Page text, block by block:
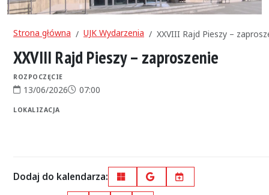
Strona główna UJK Wydarzenia XXVIII Rajd Pieszy –
XXVIII Rajd Pieszy – zaproszenie
ROZPOCZĘCIE
Data rozpoczęcia:
13/06/2026Godzina rozpoczęcia:
07:00
LOKALIZACJA
Dodaj do kalendarza: OutlookGoogle Calendar
iCal